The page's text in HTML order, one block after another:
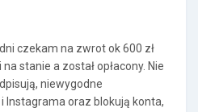
czekam na zwrot ok 600 zł
stanie a został opłacony. Nie
niewygodne
Instagrama oraz blokują konta,